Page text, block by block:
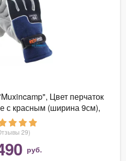
Цвет перчаток
с красным (ширина 9см),
Бежевые с красным
9см)
29)
руб.